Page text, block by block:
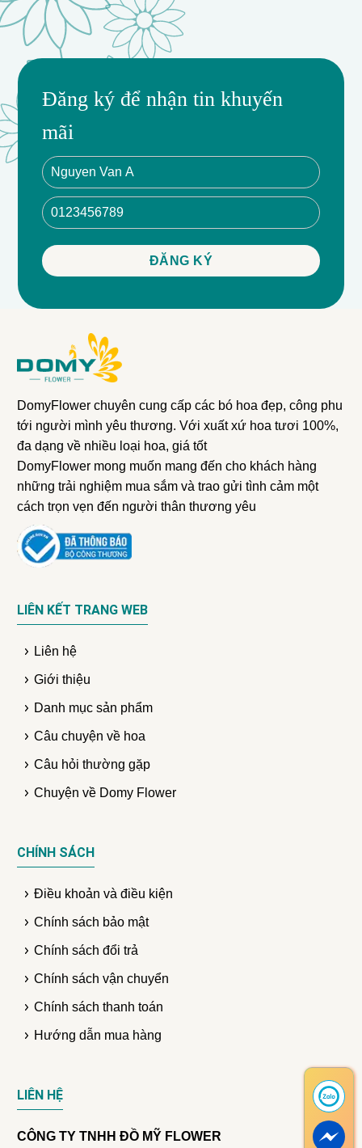
Đăng ký để nhận tin khuyến
mãi
DomyFlower chuyên cung cấp các bó hoa đẹp, công phu
tới người mình yêu thương. Với xuất xứ hoa tươi 100%,
đa dạng về nhiều loại hoa, giá tốt
DomyFlower mong muốn mang đến cho khách hàng
những trải nghiệm mua sắm và trao gửi tình cảm một
cách trọn vẹn đến người thân thương yêu
LIÊN KẾT TRANG WEB
Liên hệ
Giới thiệu
Danh mục sản phẩm
Câu chuyện về hoa
Câu hỏi thường gặp
Chuyện về Domy Flower
CHÍNH SÁCH
Điều khoản và điều kiện
Chính sách bảo mật
Chính sách đổi trả
Chính sách vận chuyển
Chính sách thanh toán
Hướng dẫn mua hàng
LIÊN HỆ
CÔNG TY TNHH ĐỒ MỸ FLOWER